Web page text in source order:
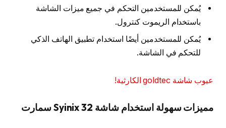
يُمكن للمستخدمين التحكم في جميع ميزات الشاشة
باستخدام الريموت كنترول.
يُمكن للمستخدمين أيضًا استخدام تطبيق الهاتف الذكي
للتحكم في الشاشة.
عيوب شاشة goldtec الكارثية!
مميزات سهولة استخدام شاشة Syinix 32 سمارت